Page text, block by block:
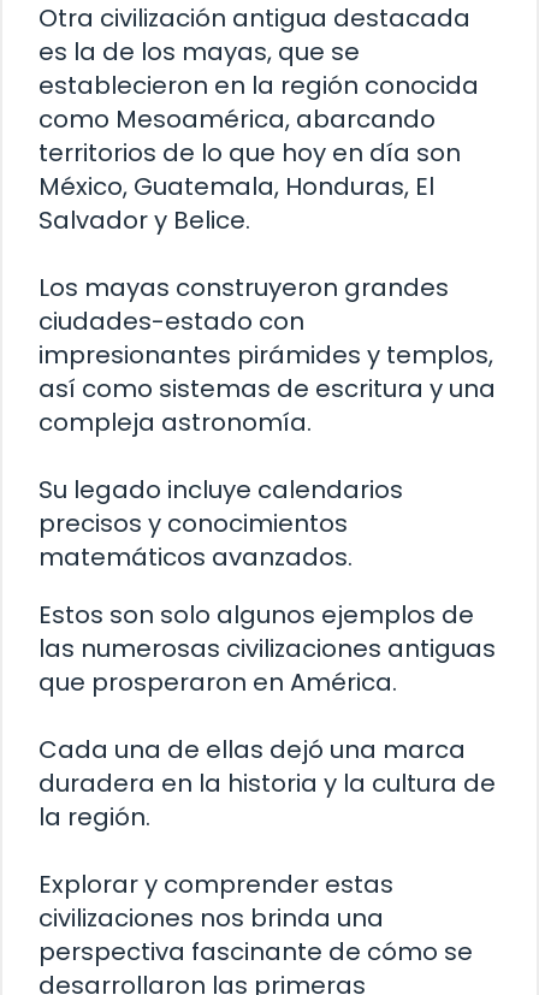
Otra civilización antigua destacada
es la de los mayas, que se
establecieron en la región conocida
como Mesoamérica, abarcando
territorios de lo que hoy en día son
México, Guatemala, Honduras, El
Salvador y Belice.
Los mayas construyeron grandes
ciudades-estado con
impresionantes pirámides y templos,
así como sistemas de escritura y una
compleja astronomía.
Su legado incluye calendarios
precisos y conocimientos
matemáticos avanzados.
Estos son solo algunos ejemplos de
las numerosas civilizaciones antiguas
que prosperaron en América.
Cada una de ellas dejó una marca
duradera en la historia y la cultura de
la región.
Explorar y comprender estas
civilizaciones nos brinda una
perspectiva fascinante de cómo se
desarrollaron las primeras